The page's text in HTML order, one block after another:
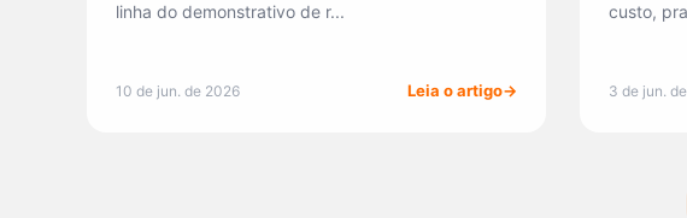
linha do demonstrativo de r...
10 de jun. de 2026 Leia o artigo
custo,
3 de jun.